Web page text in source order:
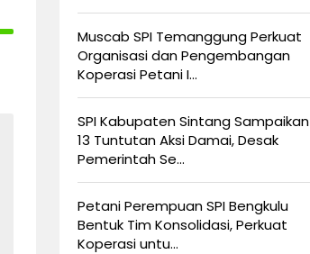
Muscab SPI Temanggung Perkuat
Organisasi dan Pengembangan
Koperasi Petani I...
SPI Kabupaten Sintang Sampaikan
13 Tuntutan Aksi Damai, Desak
Pemerintah Se...
Petani Perempuan SPI Bengkulu
Bentuk Tim Konsolidasi, Perkuat
Koperasi untu...